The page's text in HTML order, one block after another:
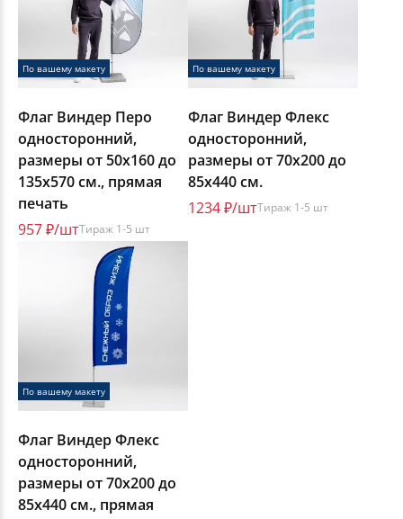
По вашему макету
Флаг Виндер Перо
односторонний,
размеры от 50х160 до
135х570 см., прямая
печать
957 ₽/штТираж 1-5 шт
По вашему макету
Флаг Виндер Флекс
односторонний,
размеры от 70х200 до
85х440 см.
1234 ₽/штТираж 1-5 шт
По вашему макету
Флаг Виндер Флекс
односторонний,
размеры от 70х200 до
85х440 см., прямая